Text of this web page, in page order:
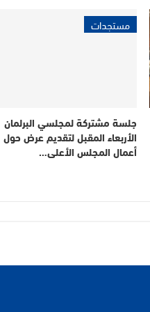
مستجدات
جلسة مشتركة لمجلسي البرلمان
الأربعاء المقبل لتقديم عرض حول
أعمال المجلس الأعلى…